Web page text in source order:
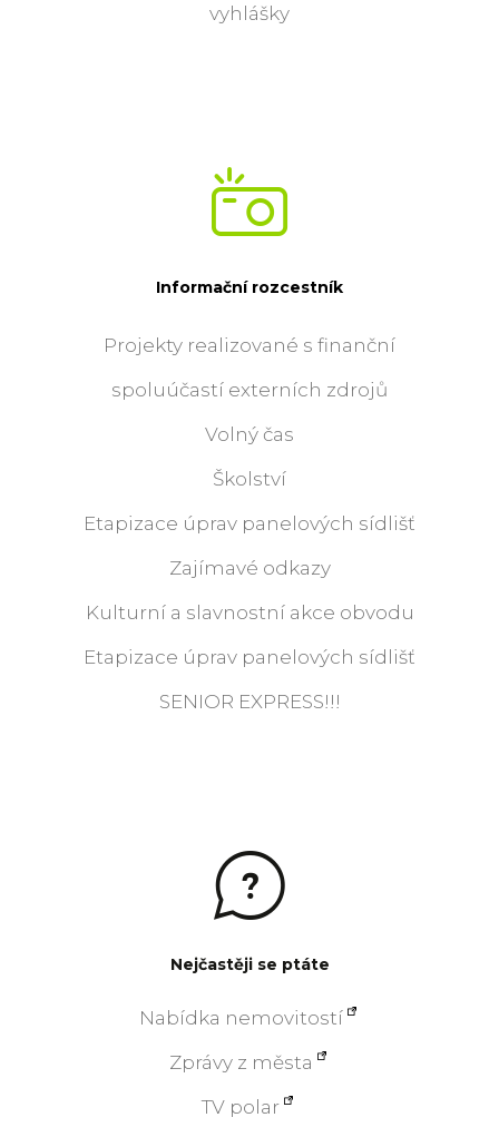
vyhlášky
Informační rozcestník
Projekty realizované s finanční
spoluúčastí externích zdrojů
Volný čas
Školství
Etapizace úprav panelových sídlišť
Zajímavé odkazy
Kulturní a slavnostní akce obvodu
Etapizace úprav panelových sídlišť
SENIOR EXPRESS!!!
Nejčastěji se ptáte
Nabídka nemovitostí
Zprávy z města
TV polar